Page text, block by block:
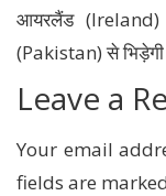
आयरलैंड
(Pakistan) से
Leave a
Your email
fields are marked